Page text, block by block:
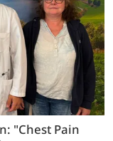
"Chest Pain